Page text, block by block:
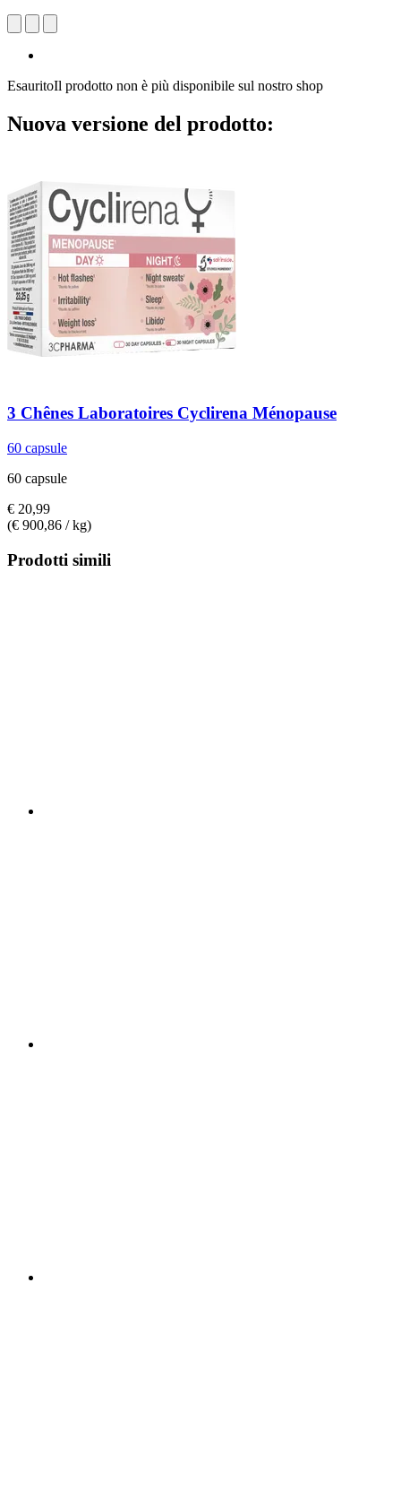
EsauritoIl prodotto non è più disponibile sul nostro shop
Nuova versione del prodotto:
3 Chênes Laboratoires Cyclirena Ménopause
60 capsule
60 capsule
€ 20,99
(€ 900,86 / kg)
Prodotti simili